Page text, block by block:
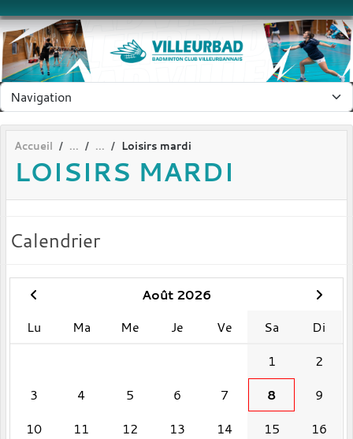
Accueil Loisirs mardi
LOISIRS MARDI
Calendrier
Août 2026
Lu
Ma Me Je Ve Sa
Di
1
2
3
4 5 6 7 8
9
10
11 12 13 14 15
16